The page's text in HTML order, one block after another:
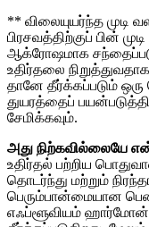
** விலையுயர்ந்த முடி
பிரசவத்திற்குப் பின்
ஆக்ரோஷமாக
உதிர்தலை
தானே தீர்க்கப்படும்
துயரத்தைப்
சேமிக்கவும்.
அது நிற்கவில்லையே
உதிர்தல் பற்றிய
தொடர்ந்து மற்றும்
பெரும்பான்மையான
எஃப்ளூவியம்